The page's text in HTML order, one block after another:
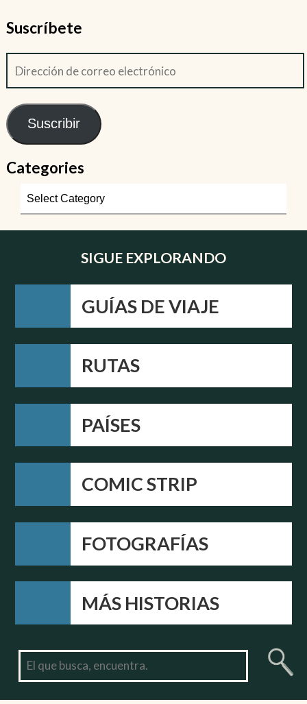
Suscríbete
Suscribir
Categories
SIGUE EXPLORANDO
GUÍAS DE VIAJE
RUTAS
PAÍSES
COMIC STRIP
FOTOGRAFÍAS
MÁS HISTORIAS